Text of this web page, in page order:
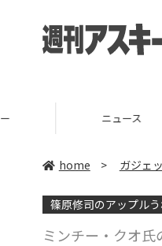
home > ガジェ
篠原修司のアップル
ミンチー・クオ氏